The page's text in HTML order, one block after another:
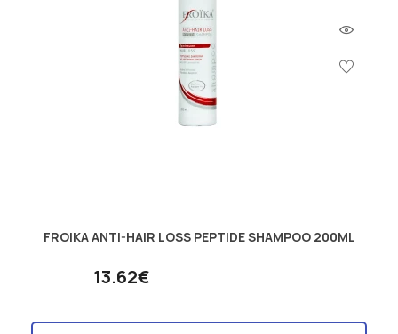
FROIKA ANTI-HAIR LOSS PEPTIDE SHAMPOO 200ML
13.62€